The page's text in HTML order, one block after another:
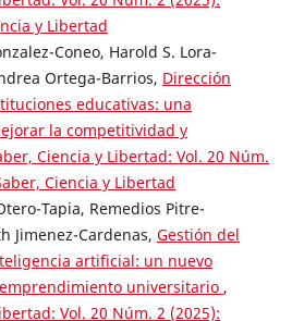
y Libertad
Coneo, Harold S. Lora-
Ortega-Barrios, Dirección
educativas: una
la competitividad y
Ciencia y Libertad: Vol. 20 Núm.
Ciencia y Libertad
Tapia, Remedios Pitre-
Jimenez-Cardenas, Gestión del
artificial: un nuevo
universitario ,
Vol. 20 Núm. 2 (2025):